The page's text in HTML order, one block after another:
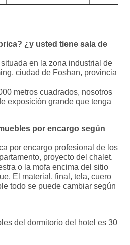
¿y usted tiene sala de
en la zona industrial de
ciudad de Foshan, provincia
metros cuadrados, nosotros
exposición grande que tenga
por encargo según
por encargo profesional de los
proyecto del chalet.
o la mofa encima del sitio
El material, final, tela, cuero
todo se puede cambiar según
del dormitorio del hotel es 30